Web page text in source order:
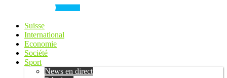
Suisse
International
Economie
Société
Sport
News en direct